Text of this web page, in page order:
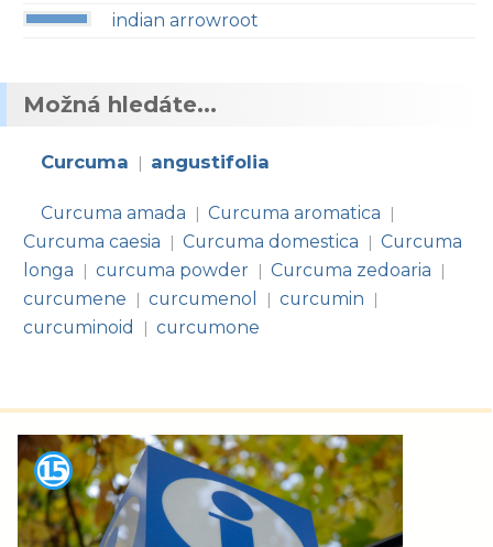
indian arrowroot
Možná hledáte...
Curcuma | angustifolia
Curcuma amada | Curcuma aromatica |
Curcuma caesia | Curcuma domestica | Curcuma
longa
| curcuma powder | Curcuma zedoaria |
curcumene | curcumenol | curcumin |
curcuminoid | curcumone